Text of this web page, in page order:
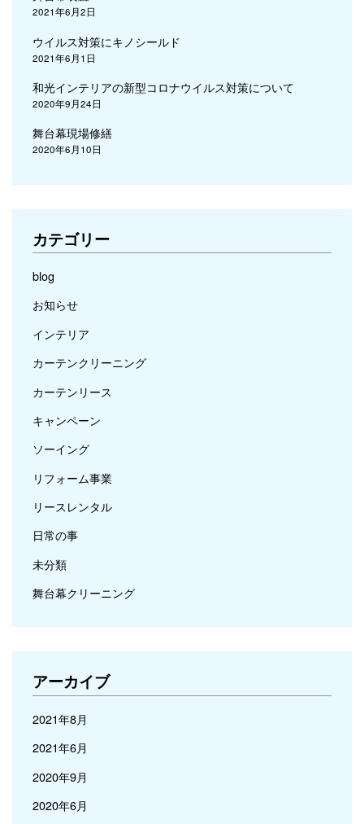
2021年6月2日
ウイルス対策にキノシールド
2021年6月1日
和光インテリアの新型コロナウイルス対策について
2020年9月24日
舞台幕現場修繕
2020年6月10日
カテゴリー
blog
お知らせ
インテリア
カーテンクリーニング
カーテンリース
キャンペーン
ソーイング
リフォーム事業
リースレンタル
日常の事
未分類
舞台幕クリーニング
アーカイブ
2021年8月
2021年6月
2020年9月
2020年6月